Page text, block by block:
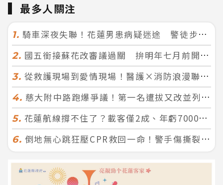
最多人關注
1. 騎車深夜失聯！花蓮男患病疑迷途 警徒步百米急尋救回一命
2. 國五銜接蘇花改審議過關 拚明年七月前開工！台北花蓮2小時生活圈成形
3. 從救護現場到愛情現場！醫護×消防浪漫聯誼 32人配對成功5對
4. 慈大附中路跑爆爭議！第一名遭拔又改並列 家長怒：難以接受
5. 花蓮航線撐不住了？載客僅2成、年虧7000萬 華信喊：真的快飛不下去
6. 倒地無心跳狂壓CPR救回一命！警手傷撕裂仍不放手 竟救到藝人何篤霖哥哥